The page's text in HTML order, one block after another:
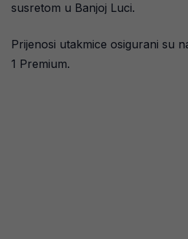
susretom u Banjoj Luci.
Prijenosi utakmice osigurani su
1 Premium.